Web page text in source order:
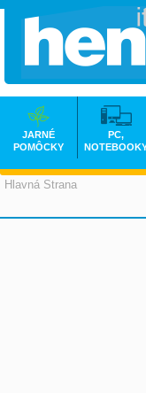
Hlavná Strana
JARNÉ
POMÔCKY
PC,